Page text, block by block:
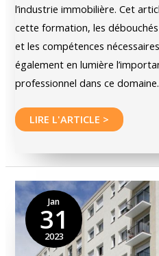
l’industrie immobilière. Cet
cette formation, les
et les compétences
également en lumière
professionnel dans ce domaine.
BTS
immobilier
Les
clés
du
métier
LIRE L'ARTICLE >
Jan
31
2023